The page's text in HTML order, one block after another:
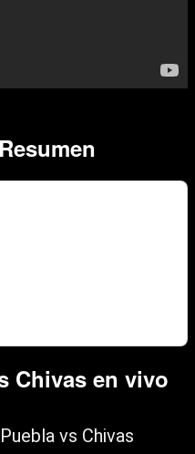
Chivas en vivo
Puebla vs Chivas